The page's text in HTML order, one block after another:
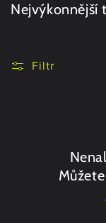
l
k
Nejvýkonnější
Filtr